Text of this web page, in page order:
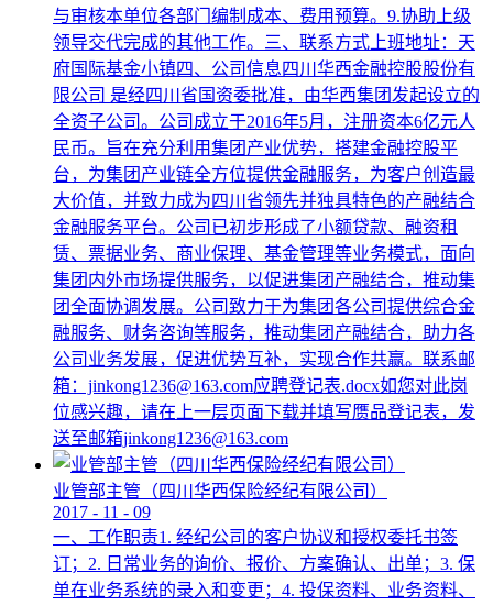
与审核本单位各部门编制成本、费用预算。9.协助上级
领导交代完成的其他工作。三、联系方式上班地址：天
府国际基金小镇四、公司信息四川华西金融控股股份有
限公司 是经四川省国资委批准，由华西集团发起设立的
全资子公司。公司成立于2016年5月，注册资本6亿元人
民币。旨在充分利用集团产业优势，搭建金融控股平
台，为集团产业链全方位提供金融服务，为客户创造最
大价值，并致力成为四川省领先并独具特色的产融结合
金融服务平台。公司已初步形成了小额贷款、融资租
赁、票据业务、商业保理、基金管理等业务模式，面向
集团内外市场提供服务，以促进集团产融结合，推动集
团全面协调发展。公司致力于为集团各公司提供综合金
融服务、财务咨询等服务，推动集团产融结合，助力各
公司业务发展，促进优势互补，实现合作共赢。联系邮
箱：jinkong1236@163.com应聘登记表.docx如您对此岗
位感兴趣，请在上一层页面下载并填写赝品登记表，发
送至邮箱jinkong1236@163.com
业管部主管（四川华西保险经纪有限公司）
2017 - 11 - 09
一、工作职责1. 经纪公司的客户协议和授权委托书签
订；2. 日常业务的询价、报价、方案确认、出单；3. 保
单在业务系统的录入和变更；4. 投保资料、业务资料、